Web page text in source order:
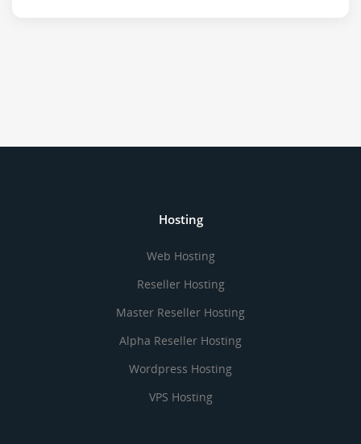
Hosting
Web Hosting
Reseller Hosting
Master Reseller Hosting
Alpha Reseller Hosting
Wordpress Hosting
VPS Hosting